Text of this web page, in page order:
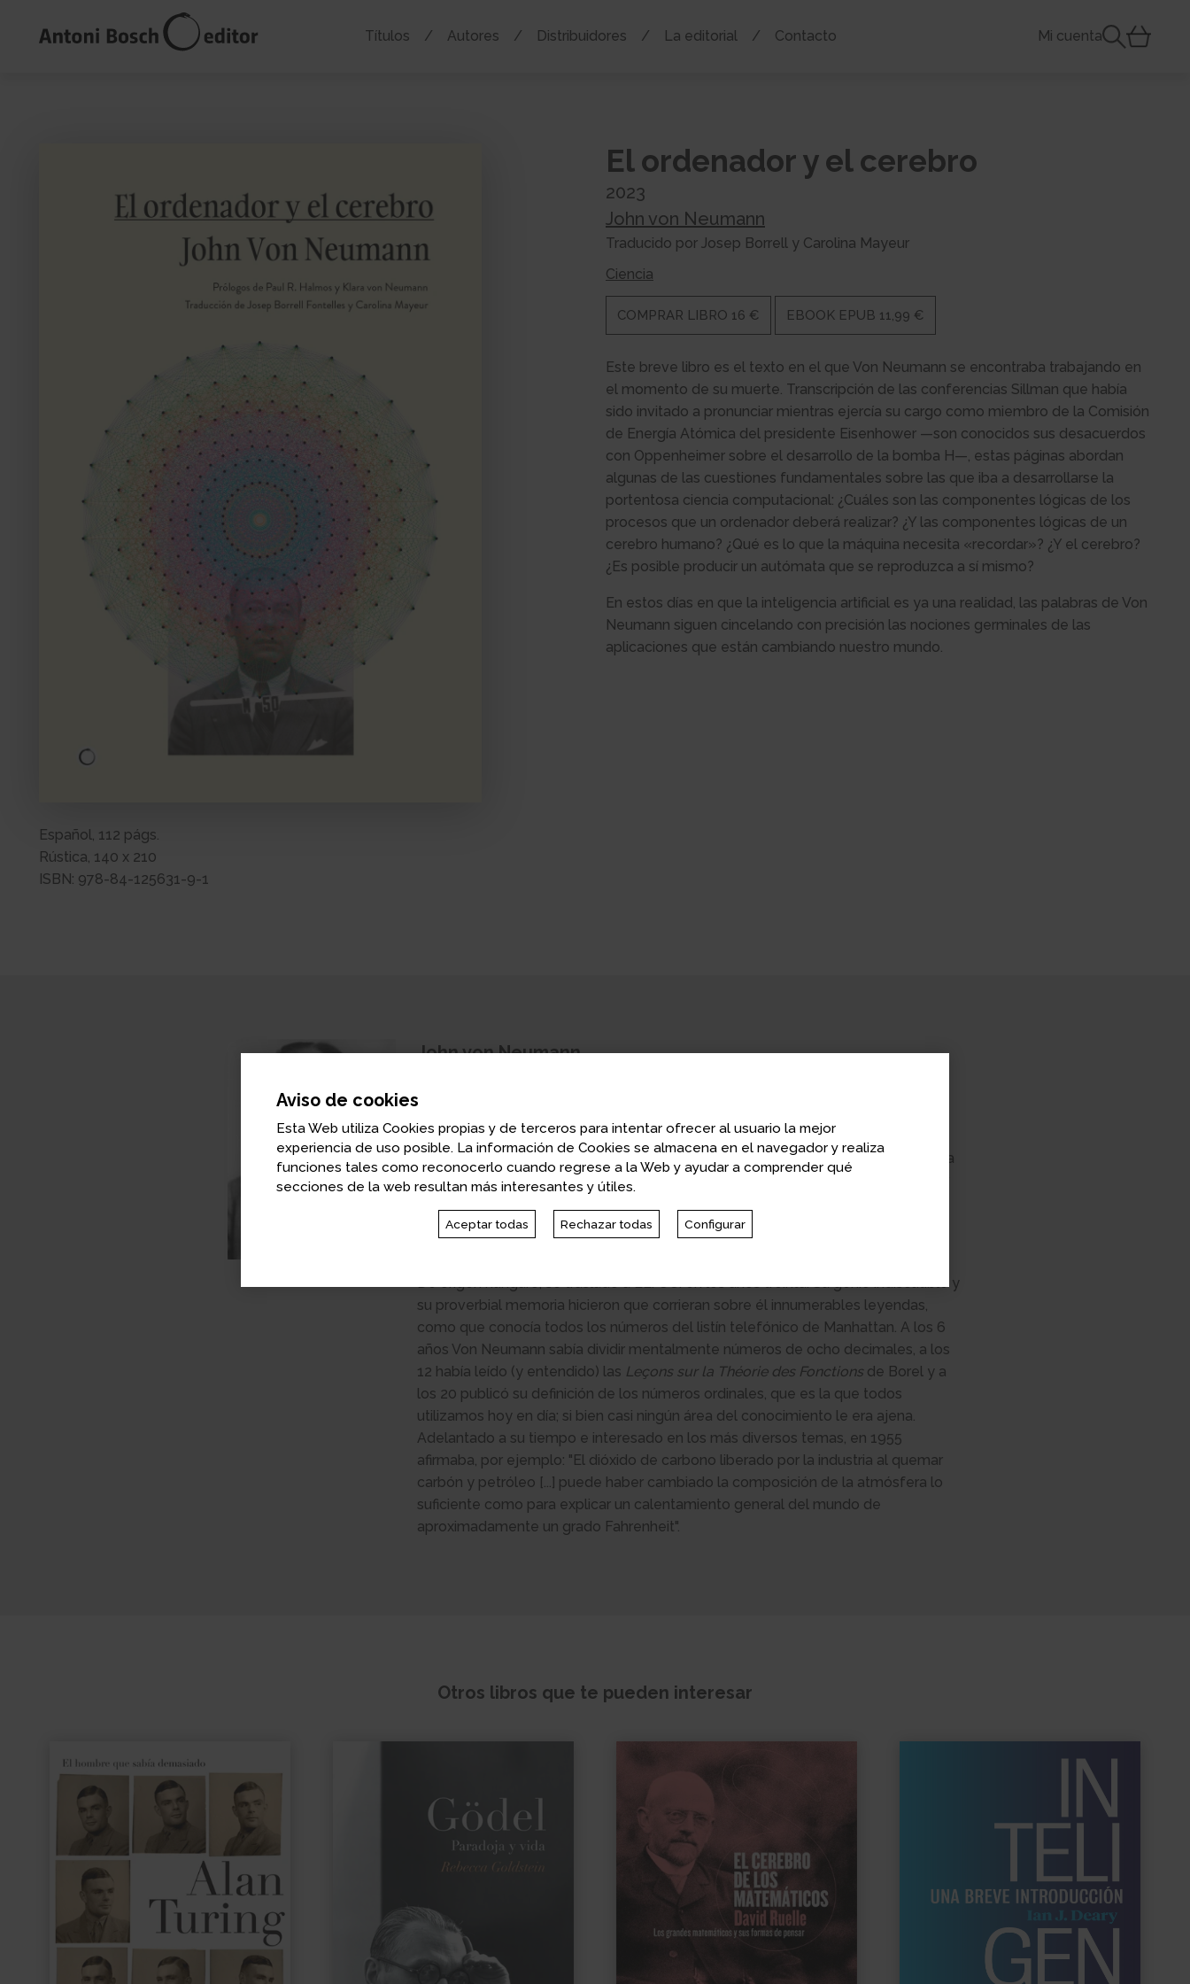
Títulos Autores Distribuidores La editorial Contacto Mi cuenta
Español, 112 págs.
Rústica, 140 x 210
ISBN: 978-84-125631-9-1
El ordenador y el cerebro
2023
John von Neumann
Traducido por Josep Borrell y Carolina Mayeur
Ciencia
COMPRAR LIBRO 16 € EBOOK EPUB 11,99 €
Este breve libro es el texto en el que Von Neumann se encontraba trabajando en
el momento de su muerte. Transcripción de las conferencias Sillman que había
sido invitado a pronunciar mientras ejercía su cargo como miembro de la Comisión
de Energía Atómica del presidente Eisenhower —son conocidos sus desacuerdos
con Oppenheimer sobre el desarrollo de la bomba H—, estas páginas abordan
algunas de las cuestiones fundamentales sobre las que iba a desarrollarse la
portentosa ciencia computacional: ¿Cuáles son las componentes lógicas de los
procesos que un ordenador deberá realizar? ¿Y las componentes lógicas de un
cerebro humano? ¿Qué es lo que la máquina necesita «recordar»? ¿Y el cerebro?
¿Es posible producir un autómata que se reproduzca a sí mismo?
En estos días en que la inteligencia artificial es ya una realidad, las palabras de Von
Neumann siguen cincelando con precisión las nociones germinales de las
aplicaciones que están cambiando nuestro mundo.
John von Neumann
siglo XX, y su legado se extiende por las ramas más diversas del conocimiento:
hizo contribuciones básicas a la física cuántica, la lógica, la meteorología, la teoría
de los ordenadores y la economía, entre otras materias. En 1999 fue elegido por
característica del siglo que justo acababa, consistente en el uso del poder de la
De origen húngaro, se trasladó a EE. UU. en los años treinta. Su genio indiscutible y
su proverbial memoria hicieron que corrieran sobre él innumerables leyendas,
como que conocía todos los números del listín telefónico de Manhattan. A los 6
años Von Neumann sabía dividir mentalmente números de ocho decimales, a los
12 había leído (y entendido) las Leçons sur la Théorie des Fonctionsde Borel y a
los 20 publicó su definición de los números ordinales, que es la que todos
utilizamos hoy en día; si bien casi ningún área del conocimiento le era ajena.
Adelantado a su tiempo e interesado en los más diversos temas, en 1955
afirmaba, por ejemplo: "El dióxido de carbono liberado por la industria al quemar
carbón y petróleo [...] puede haber cambiado la composición de la atmósfera lo
suficiente como para explicar un calentamiento general del mundo de
aproximadamente un grado Fahrenheit".
Otros libros que te pueden interesar
Aviso de cookies
Esta Web utiliza Cookies propias y de terceros para intentar ofrecer al usuario la mejor
experiencia de uso posible. La información de Cookies se almacena en el navegador y realiza
funciones tales como reconocerlo cuando regrese a la Web y ayudar a comprender qué
secciones de la web resultan más interesantes y útiles.
Aceptar todas Rechazar todas Configurar